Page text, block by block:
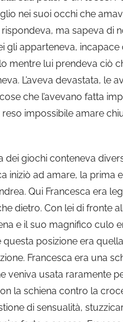
nei suoi occhi che
ma sapeva di
gli apparteneva, incapace
mentre lui prendeva ciò
L’aveva devastata, le
che l’avevano fatta
impossibile amare
dei giochi conteneva
iniziò ad amare, la prima
Qui Francesca era
dietro. Con lei di fronte
e il suo magnifico culo
questa posizione era
Francesca era una
veniva usata raramente
la schiena contro la
di sensualità,